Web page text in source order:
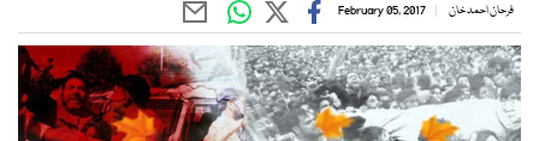
فرحان احمد خان February 05, 2017